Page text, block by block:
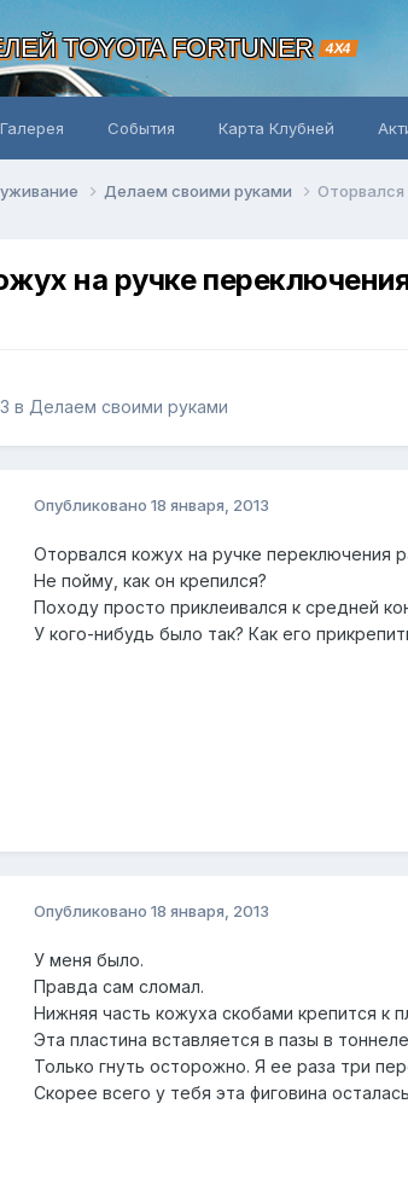
TOYOTA FORTUNER 4X4
Галерея События Карта Клубней
Делаем своими руками Оторвался
на ручке
в Делаем своими руками
Опубликовано 18 января, 2013
Оторвался кожух на ручке переключения
Не пойму, как он крепился?
Походу просто приклеивался к средней
У кого-нибудь было так? Как его
Опубликовано 18 января, 2013
У меня было.
Правда сам сломал.
Нижняя часть кожуха скобами крепится к
Эта пластина вставляется в пазы в
Только гнуть осторожно. Я ее раза три
Скорее всего у тебя эта фиговина